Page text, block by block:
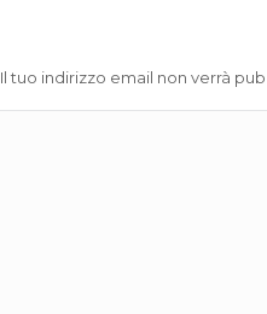
Il tuo indirizzo email non verrà